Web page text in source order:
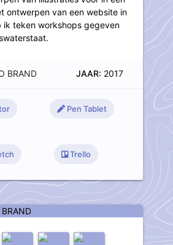
ontwerpen van een website in
ik teken workshops gegeven
BRAND JAAR: 2017
Pen Tablet
Trello